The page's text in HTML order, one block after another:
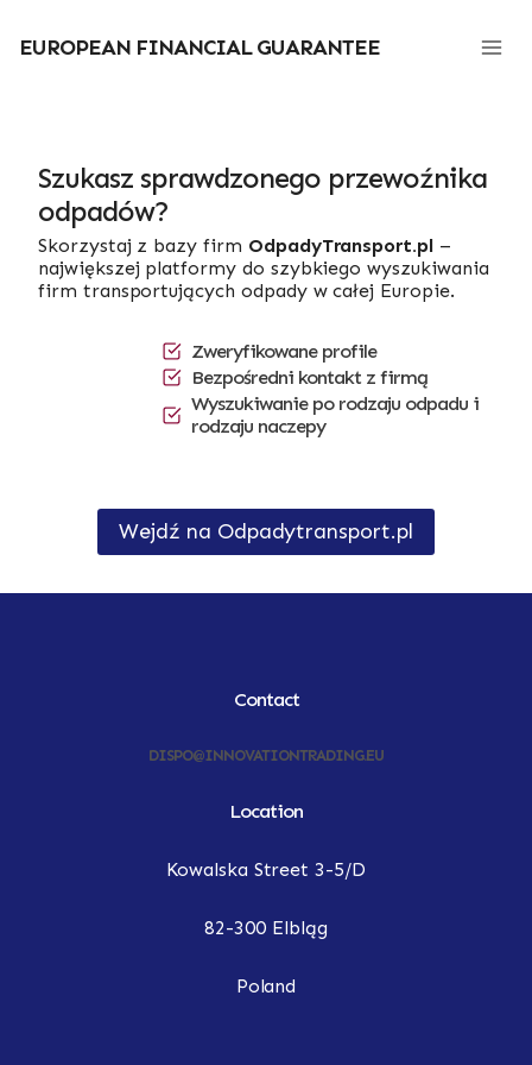
treści
EUROPEAN FINANCIAL GUARANTEE
Szukasz sprawdzonego przewoźnika
odpadów?
Skorzystaj z bazy firm OdpadyTransport.pl–
największej platformy do szybkiego wyszukiwania
firm transportujących odpady w całej Europie.
Zweryfikowane profile
Bezpośredni kontakt z firmą
Wyszukiwanie po rodzaju odpadu i
rodzaju naczepy
Wejdź na Odpadytransport.pl
Contact
DISPO@INNOVATIONTRADING.EU
Location
Kowalska Street 3-5/D
82-300 Elbląg
Poland